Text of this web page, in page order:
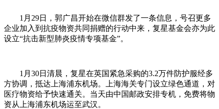
1月29日，郭广昌开始在微信群发了一条信息，号召更多
企业加入到抗疫物资共同捐赠的行动中来，复星基金会亦为此
设立“抗击新型肺炎疫情专项基金”。
1月30日清晨，复星在英国紧急采购的3.2万件防护服经多
方协调，抵达上海浦东机场。上海海关专门设立绿色通道，对
医疗物资给予快速通关。当天由中国邮政安排专机，免费将物
资从上海浦东机场运至武汉。